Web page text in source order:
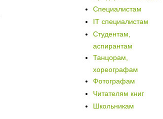
Специалистам
IT специалистам
Студентам,
аспирантам
Танцорам,
хореографам
Фотографам
Читателям книг
Школьникам